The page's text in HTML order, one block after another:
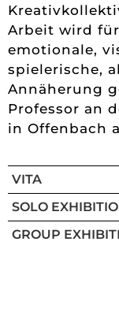
Arbeit wird
emotionale,
spielerische,
Annäherung
Professor an
in Offenbach
VITA
SOLO
GROUP